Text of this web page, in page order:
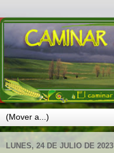
LUNES, 24 DE JULIO DE 2023